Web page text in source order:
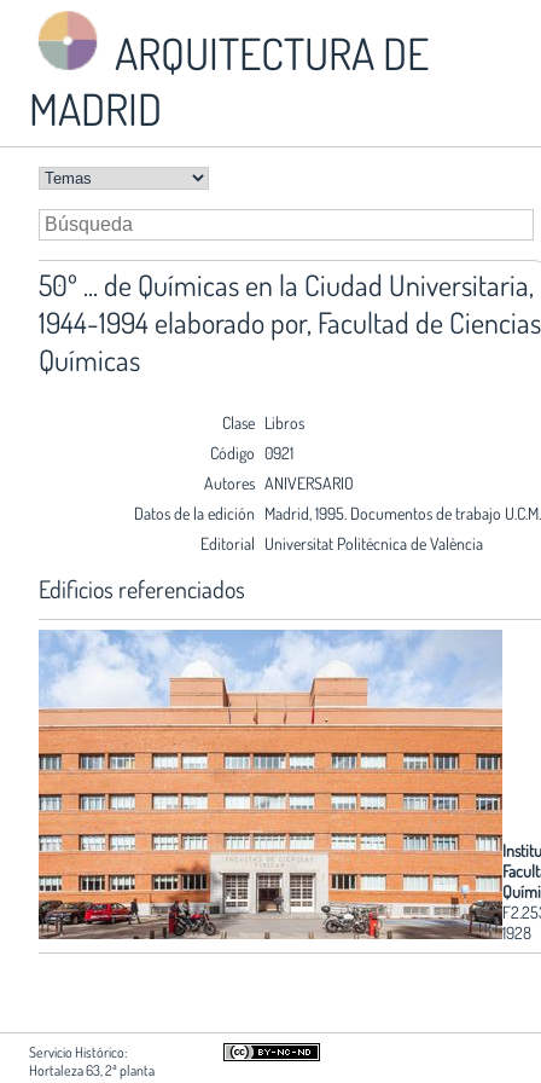
ARQUITECTURA DE
MADRID
50º ... de Químicas en la Ciudad Universitaria,
1944-1994 elaborado por, Facultad de Ciencias
Químicas
Clase Libros
Código 0921
Autores ANIVERSARIO
Datos de la edición Madrid, 1995. Documentos de trabajo
Editorial Universitat Politécnica de València
Edificios referenciados
1928
Servicio Histórico:
Hortaleza 63, 2ª planta